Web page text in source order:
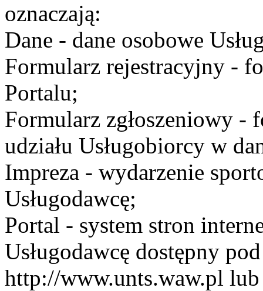
oznaczają:
Dane - dane osobowe
Formularz rejestracyjny -
Portalu;
Formularz zgłoszeniowy -
udziału Usługobiorcy w
Impreza - wydarzenie
Usługodawcę;
Portal - system stron
Usługodawcę dostępny
http://www.unts.waw.pl lub